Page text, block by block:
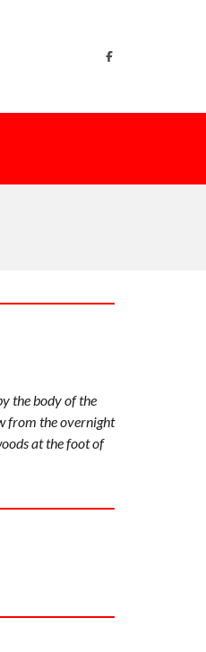
the body of the
from the overnight
at the foot of